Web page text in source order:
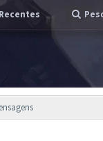
Recentes